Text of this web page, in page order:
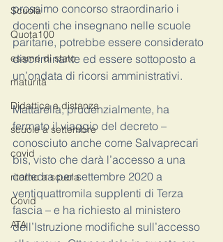
Scuola
Quota100
esame di stato
maturità
Didattica a distanza
scuole a settembre
covid
ritorno a scuola
Covid
ATA
prossimo concorso straordinario i
docenti che insegnano nelle scuole
paritarie, potrebbe essere considerato
discriminante ed essere sottoposto a
un’ondata di ricorsi amministrativi.
Mattarella, prudenzialmente, ha
fermato il viaggio del decreto –
conosciuto anche come Salvaprecari
bis, visto che darà l’accesso a una
cattedra per settembre 2020 a
ventiquattromila supplenti di Terza
fascia – e ha richiesto al ministero
dell’Istruzione modifiche sull’accesso